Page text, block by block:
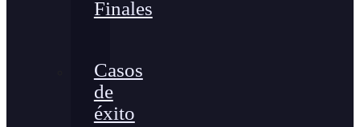
Finales
Casos
de
éxito